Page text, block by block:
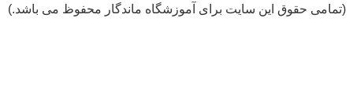
(تمامی حقوق این سایت برای آموزشگاه ماندگار محفوظ می باشد.)